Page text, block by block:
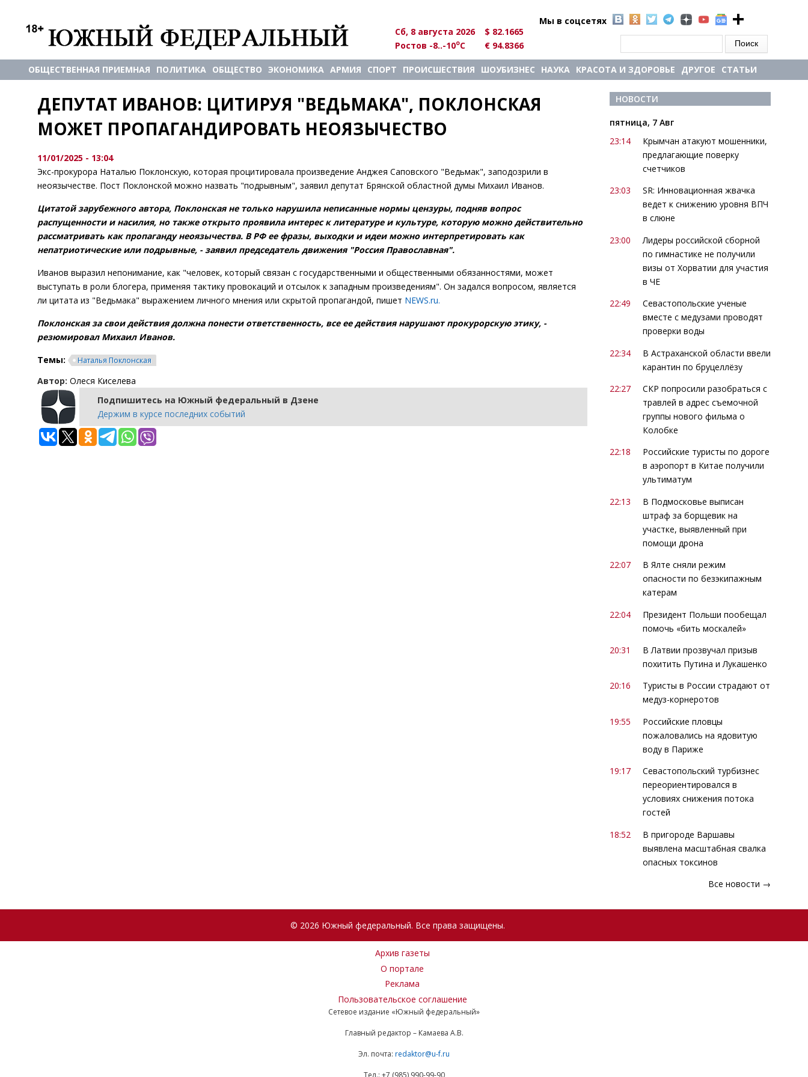
Мы в соцсетях
Сб, 8 августа 2026
$ 82.1665
Ростов -8..-10oC € 94.8366
ОБЩЕСТВЕННАЯ ПРИЕМНАЯ ПОЛИТИКА ОБЩЕСТВО ЭКОНОМИКА АРМИЯ СПОРТ ПРОИСШЕСТВИЯ ШОУБИЗНЕС НАУКА КРАСОТА И ЗДОРОВЬЕ ДРУГОЕ СТАТЬИ
ДЕПУТАТ ИВАНОВ: ЦИТИРУЯ "ВЕДЬМАКА", ПОКЛОНСКАЯ
МОЖЕТ ПРОПАГАНДИРОВАТЬ НЕОЯЗЫЧЕСТВО
11/01/2025 - 13:04
Экс-прокурора Наталью Поклонскую, которая процитировала произведение Анджея Саповского "Ведьмак", заподозрили в
неоязычестве. Пост Поклонской можно назвать "подрывным", заявил депутат Брянской областной думы Михаил Иванов.
Цитатой зарубежного автора, Поклонская не только нарушила неписанные нормы цензуры, подняв вопрос
распущенности и насилия, но также открыто проявила интерес к литературе и культуре, которую можно действительно
рассматривать как пропаганду неоязычества. В РФ ее фразы, выходки и идеи можно интерпретировать как
непатриотические или подрывные, - заявил председатель движения "Россия Православная".
Иванов выразил непонимание, как "человек, который связан с государственными и общественными обязанностями, может
выступать в роли блогера, применяя тактику провокаций и отсылок к западным произведениям". Он задался вопросом, является
ли цитата из "Ведьмака" выражением личного мнения или скрытой пропагандой, пишет NEWS.ru.
Поклонская за свои действия должна понести ответственность, все ее действия нарушают прокурорскую этику, -
резюмировал Михаил Иванов.
Темы:
Наталья Поклонская
Автор: Олеся Киселева
Подпишитесь на Южный федеральный в Дзене
Держим в курсе последних событий
НОВОСТИ
пятница, 7 Авг
23:14
Крымчан атакуют мошенники,
предлагающие поверку
счетчиков
23:03
SR: Инновационная жвачка
ведет к снижению уровня ВПЧ
в слюне
23:00
Лидеры российской сборной
по гимнастике не получили
визы от Хорватии для участия
в ЧЕ
22:49
Севастопольские ученые
вместе с медузами проводят
проверки воды
22:34
В Астраханской области ввели
карантин по бруцеллёзу
22:27
СКР попросили разобраться с
травлей в адрес съемочной
группы нового фильма о
Колобке
22:18
Российские туристы по дороге
в аэропорт в Китае получили
ультиматум
22:13
В Подмосковье выписан
штраф за борщевик на
участке, выявленный при
помощи дрона
22:07
В Ялте сняли режим
опасности по безэкипажным
катерам
22:04
Президент Польши пообещал
помочь «бить москалей»
20:31
В Латвии прозвучал призыв
похитить Путина и Лукашенко
20:16
Туристы в России страдают от
медуз-корнеротов
19:55
Российские пловцы
пожаловались на ядовитую
воду в Париже
19:17
Севастопольский турбизнес
переориентировался в
условиях снижения потока
гостей
18:52
В пригороде Варшавы
выявлена масштабная свалка
опасных токсинов
Все новости →
© 2026 Южный федеральный. Все права защищены.
Архив газеты
О портале
Реклама
Пользовательское соглашение
Сетевое издание «Южный федеральный»
Главный редактор – Камаева А.В.
Эл. почта: redaktor@u-f.ru
Тел.: +7 (985) 990-99-90